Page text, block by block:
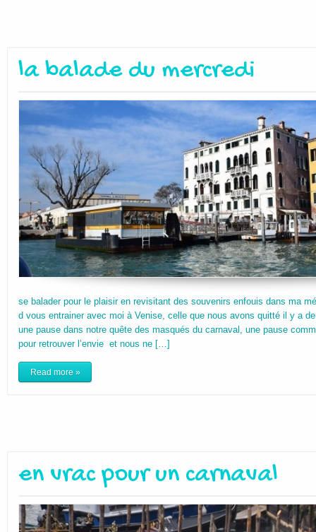
la balade du mercredi
se balader pour le plaisir en revisitant des souvenirs enfouis dans ma
d vous entrainer avec moi à Venise, celle que nous avons quitté il y a
une pause dans notre quête des masqués du carnaval, une pause
pour retrouver l’envie et nous ne […]
Read more »
en vrac pour un carnaval